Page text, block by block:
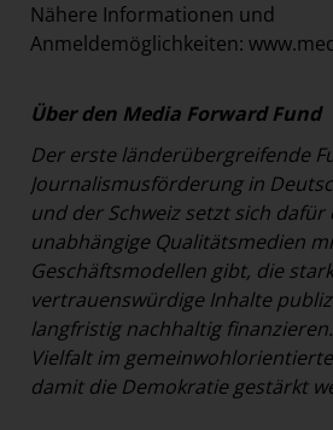
Nähere Informationen und
Anmeldemöglichkeiten:
Über den Media Forward Fund
Der erste länderübergreifende
Journalismusförderung in
und der Schweiz setzt sich dafür
unabhängige Qualitätsmedien
Geschäftsmodellen gibt, die
vertrauenswürdige Inhalte
langfristig nachhaltig
Vielfalt im
damit die Demokratie gestärkt